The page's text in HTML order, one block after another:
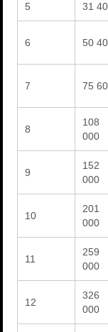
5 31
6 50
7 75
8
108
000
9
152
000
10
201
000
11
259
000
12
326
000